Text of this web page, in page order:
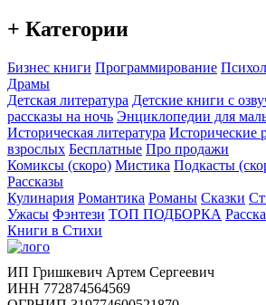
+ Категории
Бизнес книги Программирование
Драмы
Детская литература Детские книги с
рассказы на ночь Энциклопедии для
Историческая литература Исторические
взрослых Бесплатные Про продажи
Комиксы (скоро) Мистика Подкасты
Рассказы
Кулинария Романтика Романы Сказки
Ужасы Фэнтези ТОП ПОДБОРКА
Книги в Стихи
ИП Гришкевич Артем Сергеевич
ИНН 772874564569